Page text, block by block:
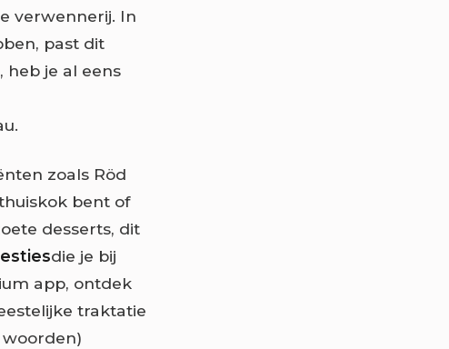
verwennerij. In
past dit
je al eens
zoals Röd
bent of
desserts, dit
die je bij
app, ontdek
traktatie
woorden)